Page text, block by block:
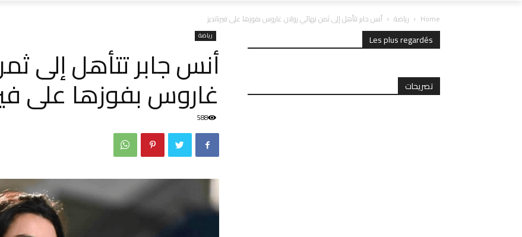
Home رياضة أنس جابر تتأهل إلى ثمن نهائي رولان غاروس بفوزها على فيرنانديز
رياضة
أنس جابر تتأهل إلى
غاروس بفوزها على
588
Les plus regardés
تصريحات